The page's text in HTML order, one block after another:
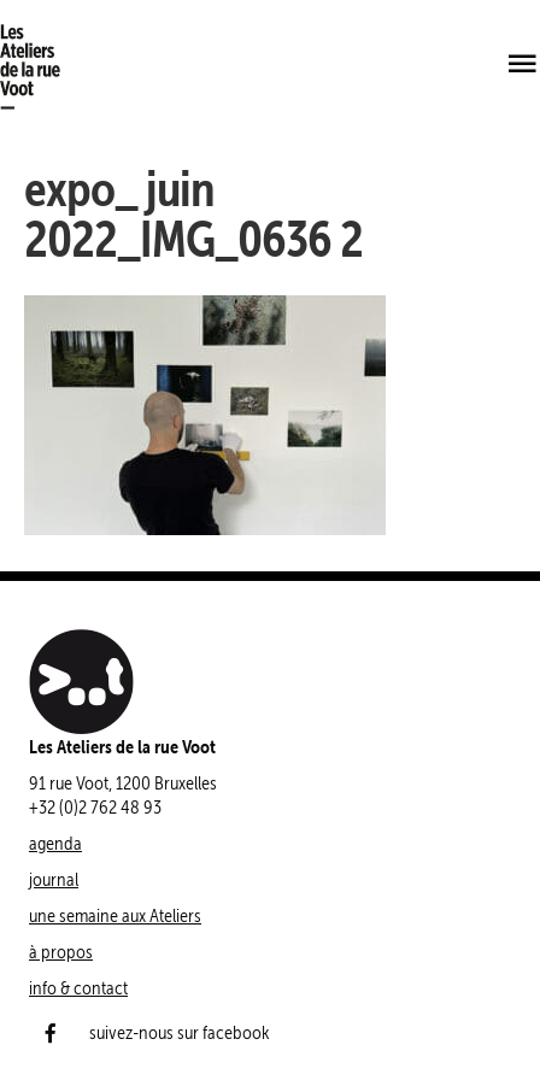
expo_ juin
2022_IMG_0636 2
Les Ateliers de la rue Voot
91 rue Voot, 1200 Bruxelles
+32 (0)2 762 48 93
agenda
journal
une semaine aux Ateliers
à propos
info & contact
suivez-nous sur facebook